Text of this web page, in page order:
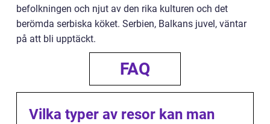
befolkningen och njut av den rika kulturen och det
berömda serbiska köket. Serbien, Balkans juvel, väntar
på att bli upptäckt.
FAQ
Vilka typer av resor kan man